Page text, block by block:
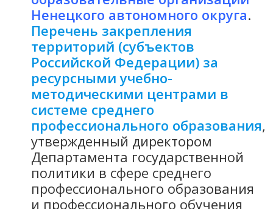
Ненецкого автономного округа.
Перечень закрепления
территорий (субъектов
Российской Федерации) за
ресурсными учебно-
методическими центрами в
системе среднего
профессионального образования,
утвержденный директором
Департамента государственной
политики в сфере среднего
профессионального образования
и профессионального обучения